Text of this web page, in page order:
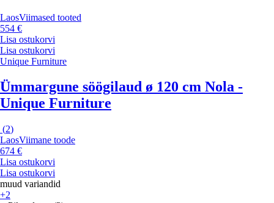
LaosViimased tooted
554 €
Lisa ostukorvi
Lisa ostukorvi
Unique Furniture
Ümmargune söögilaud ø 120 cm Nola -
Unique Furniture
(2)
LaosViimane toode
674 €
Lisa ostukorvi
Lisa ostukorvi
muud variandid
+2